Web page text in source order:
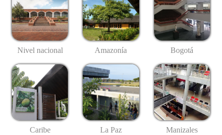
Nivel nacional Amazonía Bogotá
Caribe La Paz Manizales